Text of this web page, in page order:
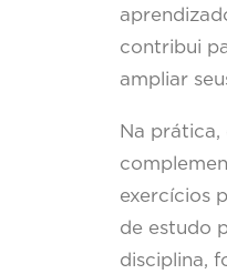
contribui
ampliar
Na
exercícios
de estudo
disciplina,